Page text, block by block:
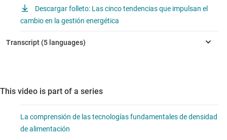
Descargar folleto: Las cinco tendencias que impulsan el
cambio en la gestión energética
This video is part of a series
La comprensión de las tecnologías fundamentales de densidad
de alimentación